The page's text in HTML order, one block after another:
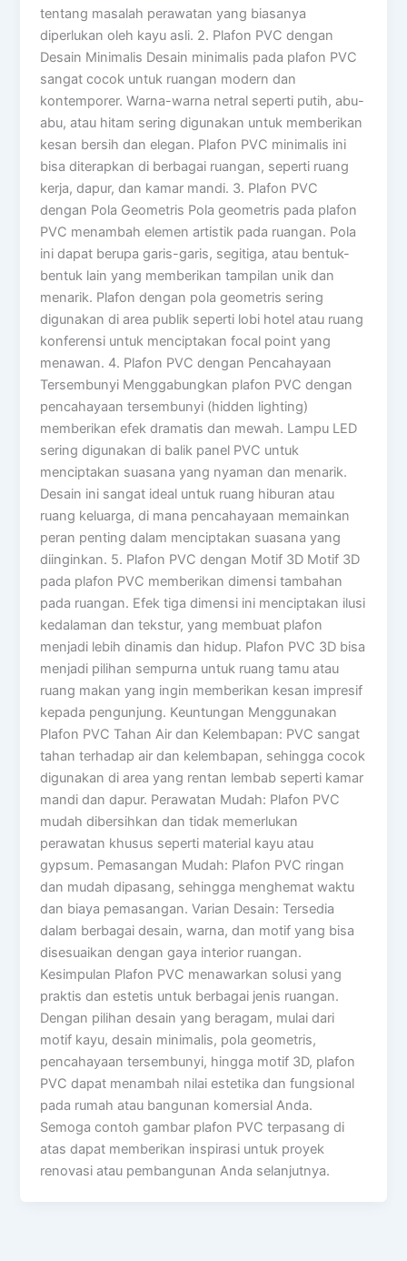
tentang masalah perawatan yang biasanya
diperlukan oleh kayu asli. 2. Plafon PVC dengan
Desain Minimalis Desain minimalis pada plafon PVC
sangat cocok untuk ruangan modern dan
kontemporer. Warna-warna netral seperti putih, abu-
abu, atau hitam sering digunakan untuk memberikan
kesan bersih dan elegan. Plafon PVC minimalis ini
bisa diterapkan di berbagai ruangan, seperti ruang
kerja, dapur, dan kamar mandi. 3. Plafon PVC
dengan Pola Geometris Pola geometris pada plafon
PVC menambah elemen artistik pada ruangan. Pola
ini dapat berupa garis-garis, segitiga, atau bentuk-
bentuk lain yang memberikan tampilan unik dan
menarik. Plafon dengan pola geometris sering
digunakan di area publik seperti lobi hotel atau ruang
konferensi untuk menciptakan focal point yang
menawan. 4. Plafon PVC dengan Pencahayaan
Tersembunyi Menggabungkan plafon PVC dengan
pencahayaan tersembunyi (hidden lighting)
memberikan efek dramatis dan mewah. Lampu LED
sering digunakan di balik panel PVC untuk
menciptakan suasana yang nyaman dan menarik.
Desain ini sangat ideal untuk ruang hiburan atau
ruang keluarga, di mana pencahayaan memainkan
peran penting dalam menciptakan suasana yang
diinginkan. 5. Plafon PVC dengan Motif 3D Motif 3D
pada plafon PVC memberikan dimensi tambahan
pada ruangan. Efek tiga dimensi ini menciptakan ilusi
kedalaman dan tekstur, yang membuat plafon
menjadi lebih dinamis dan hidup. Plafon PVC 3D bisa
menjadi pilihan sempurna untuk ruang tamu atau
ruang makan yang ingin memberikan kesan impresif
kepada pengunjung. Keuntungan Menggunakan
Plafon PVC Tahan Air dan Kelembapan: PVC sangat
tahan terhadap air dan kelembapan, sehingga cocok
digunakan di area yang rentan lembab seperti kamar
mandi dan dapur. Perawatan Mudah: Plafon PVC
mudah dibersihkan dan tidak memerlukan
perawatan khusus seperti material kayu atau
gypsum. Pemasangan Mudah: Plafon PVC ringan
dan mudah dipasang, sehingga menghemat waktu
dan biaya pemasangan. Varian Desain: Tersedia
dalam berbagai desain, warna, dan motif yang bisa
disesuaikan dengan gaya interior ruangan.
Kesimpulan Plafon PVC menawarkan solusi yang
praktis dan estetis untuk berbagai jenis ruangan.
Dengan pilihan desain yang beragam, mulai dari
motif kayu, desain minimalis, pola geometris,
pencahayaan tersembunyi, hingga motif 3D, plafon
PVC dapat menambah nilai estetika dan fungsional
pada rumah atau bangunan komersial Anda.
Semoga contoh gambar plafon PVC terpasang di
atas dapat memberikan inspirasi untuk proyek
renovasi atau pembangunan Anda selanjutnya.